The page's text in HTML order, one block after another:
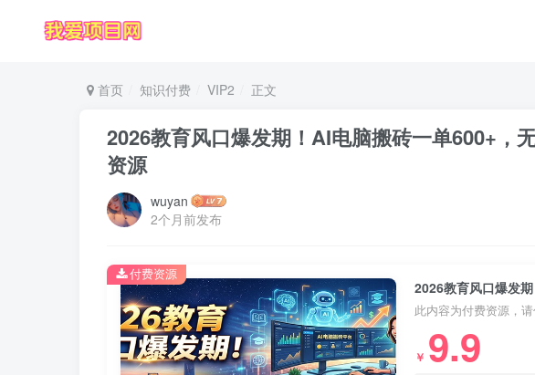
首页 知识付费 VIP2 正文
2026教育风口爆发期！AI电脑搬砖一单600+，
资源
wuyan
2个月前发布
此内容为付费资源，
￥ 9.9
付费资源